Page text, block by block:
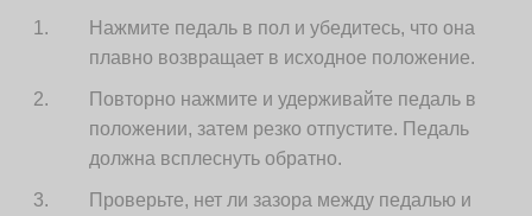
Нажмите педаль в пол и убедитесь, что она
плавно возвращает в исходное положение.
Повторно нажмите и удерживайте педаль в
положении, затем резко отпустите. Педаль
должна всплеснуть обратно.
Проверьте, нет ли зазора между педалью и